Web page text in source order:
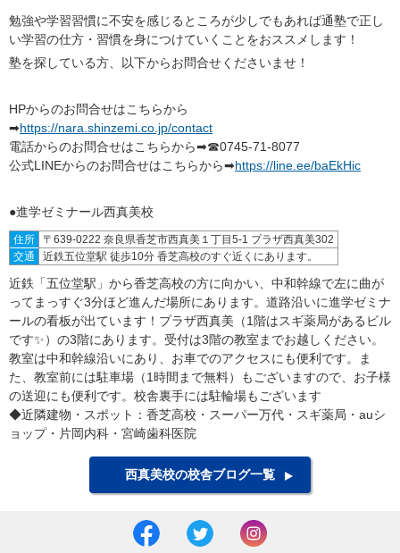
勉強や学習習慣に不安を感じるところが少しでもあれば通塾で正し
い学習の仕方・習慣を身につけていくことをおススメします！
塾を探している方、以下からお問合せくださいませ！
HPからのお問合せはこちらから
➡https://nara.shinzemi.co.jp/contact
電話からのお問合せはこちらから➡☎0745-71-8077
公式LINEからのお問合せはこちらから➡https://line.ee/baEkHic
●進学ゼミナール西真美校
住所
〒639-0222 奈良県香芝市西真美１丁目5-1 プラザ西真美302
交通
近鉄五位堂駅 徒歩10分 香芝高校のすぐ近くにあります。
近鉄「五位堂駅」から香芝高校の方に向かい、中和幹線で左に曲が
ってまっすぐ3分ほど進んだ場所にあります。道路沿いに進学ゼミナ
ールの看板が出ています！プラザ西真美（1階はスギ薬局があるビル
です✨）の3階にあります。受付は3階の教室までお越しください。
教室は中和幹線沿いにあり、お車でのアクセスにも便利です。ま
た、教室前には駐車場（1時間まで無料）もございますので、お子様
の送迎にも便利です。校舎裏手には駐輪場もございます
◆近隣建物・スポット：香芝高校・スーパー万代・スギ薬局・auシ
ョップ・片岡内科・宮崎歯科医院
西真美校の校舎ブログ一覧